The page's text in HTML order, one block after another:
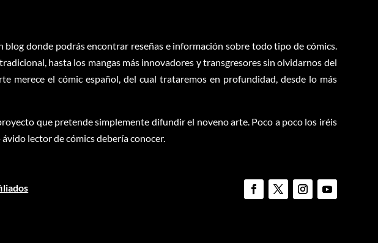
donde podrás encontrar reseñas e información sobre todo tipo de cómics.
hasta los mangas más innovadores y transgresores sin olvidarnos del
merece el cómic español, del cual trataremos en profundidad, desde lo más
que pretende simplemente difundir el noveno arte. Poco a poco los iréis
lector de cómics debería conocer.